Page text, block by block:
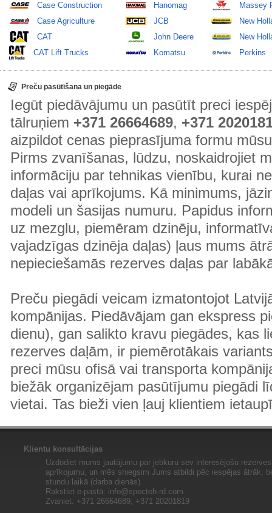
Case Construction
Case Agriculture
CAT
CAT Lift Trucks
Hanomag
JCB
John Deere
Komatsu
Massey
New
New
Perkins
Preču pasūtīšana un piegāde
Iegūt piedāvājumu un pasūtīt preci
tālruņiem +371 26664689, +371
aizpildot cenas pieprasījuma formu
Pirms zvanīšanas, lūdzu, noskaidrojiet
informāciju par tehnikas vienību, kurai
daļas vai aprīkojums. Kā minimums,
modeli un šasijas numuru. Papidus
uz mezglu, piemēram dzinēju,
vajadzīgas dzinēja daļas) ļaus mums
nepieciešamās rezerves daļas par
Preču piegādi veicam izmatontojot
kompānijas. Piedāvājam gan ekspress
dienu), gan salikto kravu piegādes, kas
rezerves daļām, ir piemērotākais
preci mūsu ofisā vai transporta
biežāk organizējam pasūtījumu piegādi
vietai. Tas bieži vien ļauj klientiem
Klientu konsultācijas
Uzdodiet mums jautājumu par jebkuru sev interesējošu
aprīkojumu, un mēs sniegsim Jums atbildi pēc iespējas ātrāk,
stundu laikā (darba dienās).
Rakstiet e-pastā: info@specteh-rd.com
Zvaniet: +371 26664689; +371 20201819